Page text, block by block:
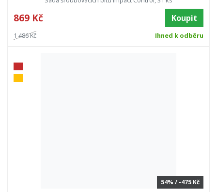
869 Kč Koupit
1 486 Kč Ihned k odběru
54% / -475 Kč